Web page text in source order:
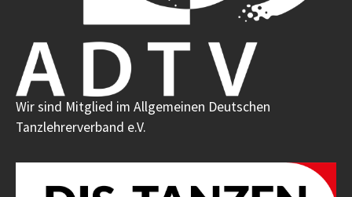
Wir sind Mitglied im Allgemeinen Deutschen
Tanzlehrerverband e.V.